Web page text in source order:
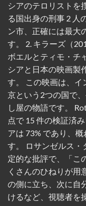
シアのテロリストを
る国出身の刑事 2 人
ン市、正確には最大
す。 2. キラーズ（
ボエルとティモ・チ
シアと日本の映画製
す。 この映画は、
京という2つの国で
し屋の物語です。
点で 15 件の検証済
アは 73% であり、
す。 ロサンゼルス
定的な批評で、「こ
くさんのひねりが用
の側に立ち、次に自
けるなど、視聴者を